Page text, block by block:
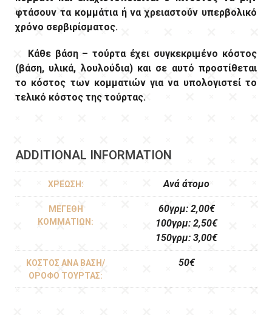
φτάσουν τα κομμάτια ή να χρειαστούν υπερβολικό
χρόνο σερβιρίσματος.
Κάθε βάση – τούρτα έχει συγκεκριμένο κόστος
(βάση, υλικά, λουλούδια) και σε αυτό προστίθεται
το κόστος των κομματιών για να υπολογιστεί το
τελικό κόστος της τούρτας.
ADDITIONAL INFORMATION
ΧΡΈΩΣΗ: Ανά άτομο
ΜΕΓΈΘΗ
ΚΟΜΜΑΤΙΏΝ:
60γρμ: 2,00€
100γρμ: 2,50€
150γρμ: 3,00€
ΚΌΣΤΟΣ ΑΝΆ ΒΆΣΗ/
ΌΡΟΦΟ ΤΟΎΡΤΑΣ:
50€